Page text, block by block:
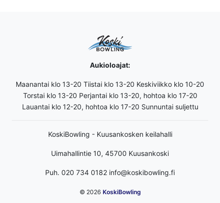
Aukioloajat:
Maanantai klo 13-20 Tiistai klo 13-20 Keskiviikko klo 10-20
Torstai klo 13-20 Perjantai klo 13-20, hohtoa klo 17-20
Lauantai klo 12-20, hohtoa klo 17-20 Sunnuntai suljettu
KoskiBowling - Kuusankosken keilahalli
Uimahallintie 10, 45700 Kuusankoski
Puh. 020 734 0182 info@koskibowling.fi
© 2026 KoskiBowling